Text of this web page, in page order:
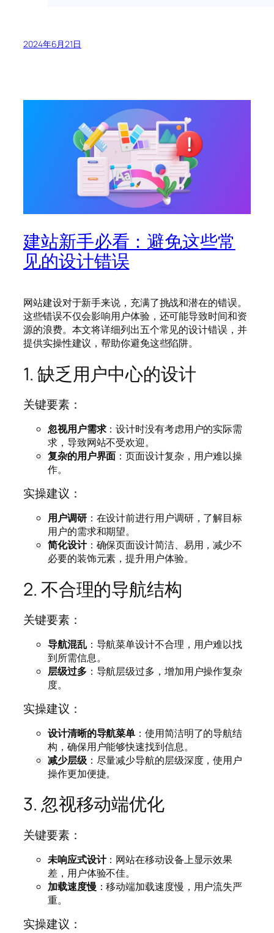
2024年6月21日
建站新手必看：避免这些常
见的设计错误
网站建设对于新手来说，充满了挑战和潜在的错误。
这些错误不仅会影响用户体验，还可能导致时间和资
源的浪费。本文将详细列出五个常见的设计错误，并
提供实操性建议，帮助你避免这些陷阱。
1. 缺乏用户中心的设计
关键要素：
忽视用户需求：设计时没有考虑用户的实际需
求，导致网站不受欢迎。
复杂的用户界面 ：页面设计复杂，用户难以操
作。
实操建议：
用户调研：在设计前进行用户调研，了解目标
用户的需求和期望。
简化设计：确保页面设计简洁、易用，减少不
必要的装饰元素，提升用户体验。
2. 不合理的导航结构
关键要素：
导航混乱：导航菜单设计不合理，用户难以找
到所需信息。
层级过多：导航层级过多，增加用户操作复杂
度。
实操建议：
设计清晰的导航菜单 ：使用简洁明了的导航结
构，确保用户能够快速找到信息。
减少层级：尽量减少导航的层级深度，使用户
操作更加便捷。
3. 忽视移动端优化
关键要素：
未响应式设计：网站在移动设备上显示效果
差，用户体验不佳。
加载速度慢 ：移动端加载速度慢，用户流失严
重。
实操建议：